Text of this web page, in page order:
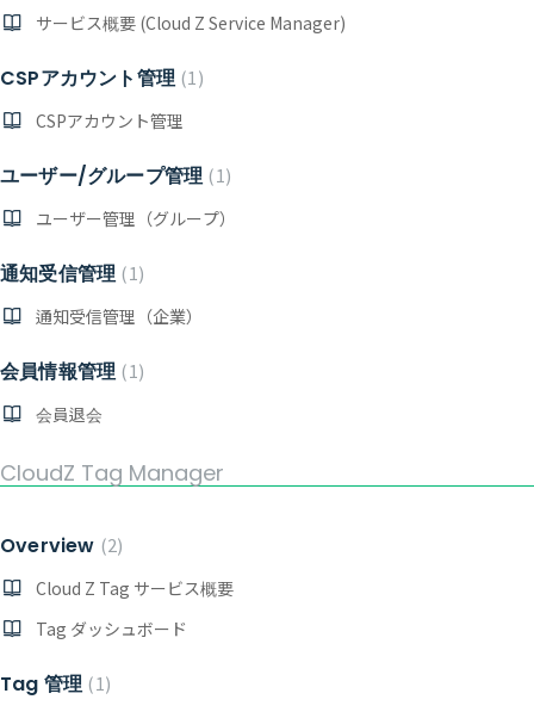
サービス概要 (Cloud Z Service Manager)
CSPアカウント管理 1
CSPアカウント管理
ユーザー/グループ管理 1
ユーザー管理（グループ）
通知受信管理 1
通知受信管理（企業）
会員情報管理 1
会員退会
CloudZ Tag Manager
Overview 2
Cloud Z Tag サービス概要
Tag ダッシュボード
Tag 管理 1